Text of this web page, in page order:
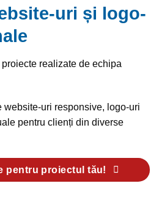
uri și logo-
realizate de echipa
website-uri responsive, logo-uri
pentru clienți din diverse
pentru proiectul tău!